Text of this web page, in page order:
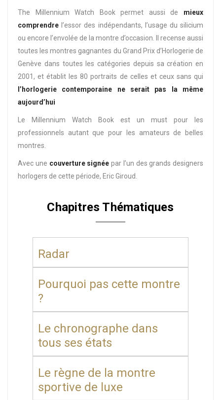
The Millennium Watch Book permet aussi de mieux
comprendre l’essor des indépendants, l’usage du silicium
ou encore l’envolée de la montre d’occasion. Il recense aussi
toutes les montres gagnantes du Grand Prix d’Horlogerie de
Genève dans toutes les catégories depuis sa création en
2001, et établit les 80 portraits de celles et ceux sans qui
l’horlogerie contemporaine ne serait pas la même
aujourd’hui
Le Millennium Watch Book est un must pour les
professionnels autant que pour les amateurs de belles
montres.
Avec une couverture signée par l’un des grands designers
horlogers de cette période, Eric Giroud.
Chapitres Thématiques
Radar
Pourquoi pas cette montre
?
Le chronographe dans
tous ses états
Le règne de la montre
sportive de luxe